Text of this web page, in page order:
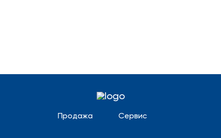
Продажа Сервис